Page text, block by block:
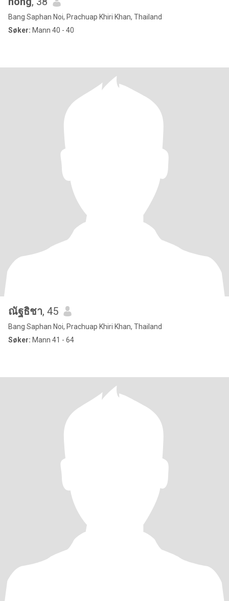
Bang Saphan Noi, Prachuap Khiri Khan, Thailand
Søker: Mann 40 - 40
ณัฐธิชา, 45
Bang Saphan Noi, Prachuap Khiri Khan, Thailand
Søker: Mann 41 - 64